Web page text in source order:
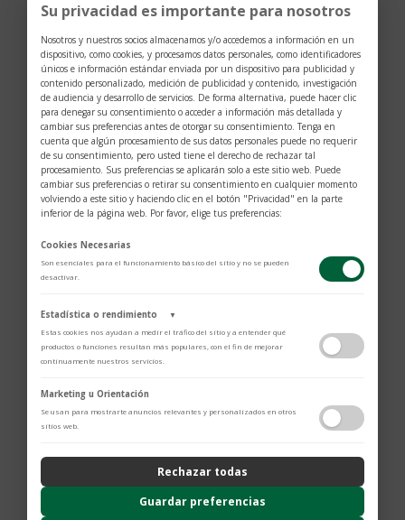
$330
Color negro
Piel de vacuno europea de plena flor con exclusivo
6 compartimientos
Su privacidad es importante para nosotros
Nosotros y nuestros socios almacenamos y/o accedemos a información en un
dispositivo, como cookies, y procesamos datos personales, como identificadores
únicos e información estándar enviada por un dispositivo para publicidad y
contenido personalizado, medición de publicidad y contenido, investigación
de audiencia y desarrollo de servicios. De forma alternativa, puede hacer clic
para denegar su consentimiento o acceder a información más detallada y
cambiar sus preferencias antes de otorgar su consentimiento. Tenga en
cuenta que algún procesamiento de sus datos personales puede no requerir
de su consentimiento, pero usted tiene el derecho de rechazar tal
procesamiento. Sus preferencias se aplicarán solo a este sitio web. Puede
cambiar sus preferencias o retirar su consentimiento en cualquier momento
volviendo a este sitio y haciendo clic en el botón "Privacidad" en la parte
inferior de la página web. Por favor, elige tus preferencias:
Cookies Necesarias
Son esenciales para el funcionamiento básico del sitio y no se pueden
desactivar.
Estadística o rendimiento
▼
Estas cookies nos ayudan a medir el tráfico del sitio y a entender qué
productos o funciones resultan más populares, con el fin de mejorar
continuamente nuestros servicios.
Adobe Analytics
Utilizamos Adobe Analytics para recopilar datos de uso anónimos, lo que
nos permite analizar el rendimiento de nuestro contenido y las
Proporciona análisis avanzado de la experiencia del usuario (UX),
Marketing u Orientación
Se usan para mostrarte anuncios relevantes y personalizados en otros
sitios web.
Rechazar todas
Guardar preferencias